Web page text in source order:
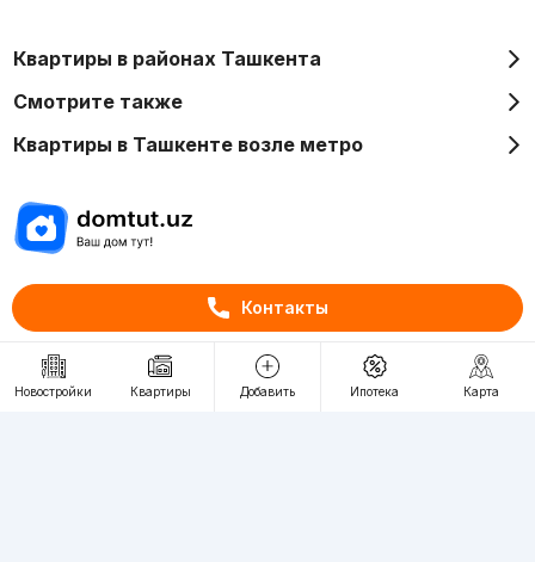
Контакты
Новостройки Квартиры Добавить Ипотека Карта
Квартиры в районах Ташкента
Смотрите также
Квартиры в Ташкенте возле метро
Отдел рекламы
+998 (78) 113-20-86
+998 (93) 390-30-10
Пн-Пт. С 9:30 до 18:00